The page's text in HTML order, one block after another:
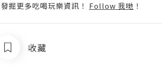
掘更多吃喝玩樂資訊！ Follow 我哋 ！
收藏